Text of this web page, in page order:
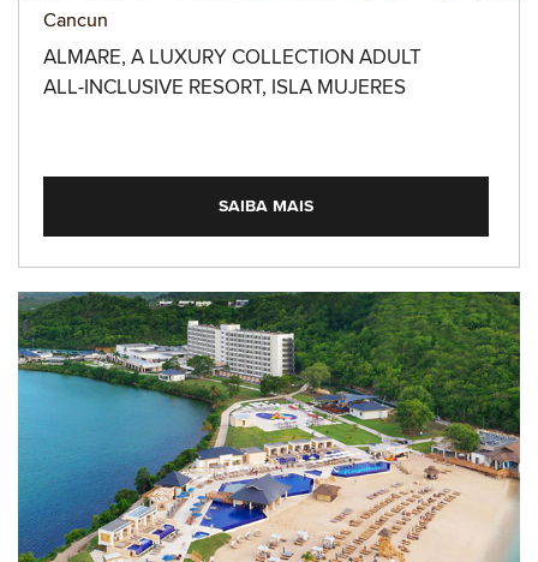
Cancun
ALMARE, A LUXURY COLLECTION ADULT
ALL-INCLUSIVE RESORT, ISLA MUJERES
SAIBA MAIS